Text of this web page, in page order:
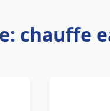
chauffe